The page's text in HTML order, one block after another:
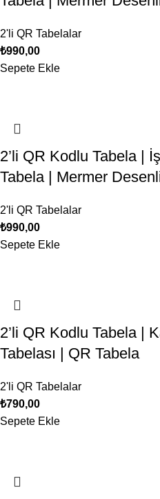
2'li QR Tabelalar
₺990,00
Sepete Ekle
2’li QR Kodlu Tabela |
Tabela | Mermer
2'li QR Tabelalar
₺990,00
Sepete Ekle
2’li QR Kodlu Tabela |
Tabelası | QR Tabela
2'li QR Tabelalar
₺790,00
Sepete Ekle